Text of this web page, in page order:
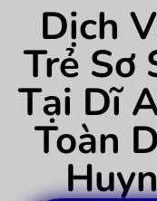
Dịch
Trẻ Sơ
Tại Dĩ
Toàn